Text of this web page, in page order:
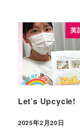
英
Let’s Upcycle!
2025年2月20日